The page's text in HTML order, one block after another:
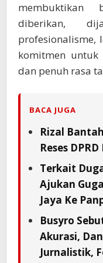
membuktikan
diberikan,
profesionalisme,
komitmen
dan penuh rasa
BACA JUGA
Rizal
Reses
Terkait
Ajukan
Jaya Ke
Busyro
Akurasi,
Jurnalistik,